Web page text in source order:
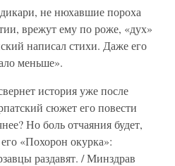
не нюхавшие пороха
врежут ему по роже, «дух»
написал стихи. Даже его
меньше».
история уже после
сюжет его повести
Но боль отчаяния будет,
«Похорон окурка»:
раздавят. / Минздрав